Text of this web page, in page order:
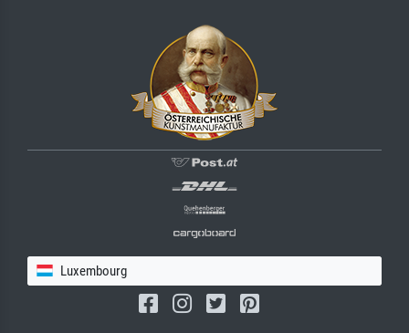
Luxembourg